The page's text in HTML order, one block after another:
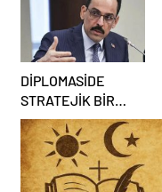
DİPLOMASİDE
STRATEJİK BİR
KOORDİNATÖR
NASIL OLUNUR